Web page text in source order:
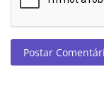
Postar